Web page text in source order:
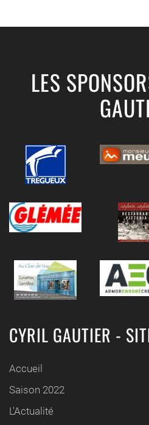
LES
CYRIL GAUTIER -
Accueil
Saison 2022
L'Actualité